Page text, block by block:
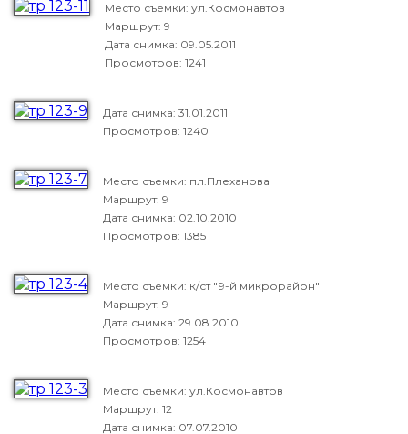
Место съемки: ул.Космонавтов
Маршрут: 9
Дата снимка: 09.05.2011
Просмотров: 1241
Дата снимка: 31.01.2011
Просмотров: 1240
Место съемки: пл.Плеханова
Маршрут: 9
Дата снимка: 02.10.2010
Просмотров: 1385
Место съемки: к/ст "9-й микрорайон"
Маршрут: 9
Дата снимка: 29.08.2010
Просмотров: 1254
Место съемки: ул.Космонавтов
Маршрут: 12
Дата снимка: 07.07.2010